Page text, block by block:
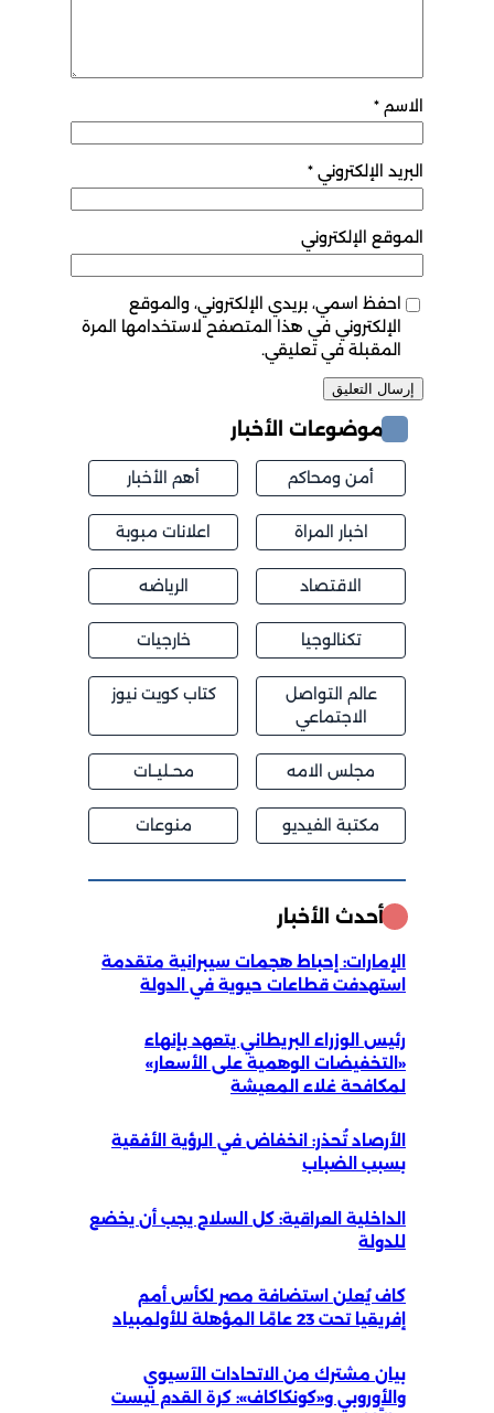
الاسم *
البريد الإلكتروني *
الموقع الإلكتروني
احفظ اسمي، بريدي الإلكتروني، والموقع
الإلكتروني في هذا المتصفح لاستخدامها المرة
المقبلة في تعليقي.
موضوعات الأخبار
أمن ومحاكم أهم الأخبار
اخبار المراة اعلانات مبوبة
الاقتصاد الرياضه
تكنالوجيا خارجيات
عالم التواصل
الاجتماعي
كتاب كويت نيوز
مجلس الامه محــليــات
مكتبة الفيديو منوعات
أحدث الأخبار
الإمارات: إحباط هجمات سيبرانية متقدمة
استهدفت قطاعات حيوية في الدولة
رئيس الوزراء البريطاني يتعهد بإنهاء
«التخفيضات الوهمية على الأسعار»
لمكافحة غلاء المعيشة
الأرصاد تُحذر: انخفاض في الرؤية الأفقية
بسبب الضباب
الداخلية العراقية: كل السلاح يجب أن يخضع
للدولة
كاف يُعلن استضافة مصر لكأس أمم
إفريقيا تحت 23 عامًا المؤهلة للأولمبياد
بيان مشترك من الاتحادات الآسيوي
والأوروبي و«كونكاكاف»: كرة القدم ليست